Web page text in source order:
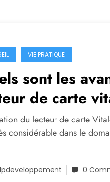
VIE PRATIQUE
sont les
de carte
de
du lecteur de carte
considérable dans le
0